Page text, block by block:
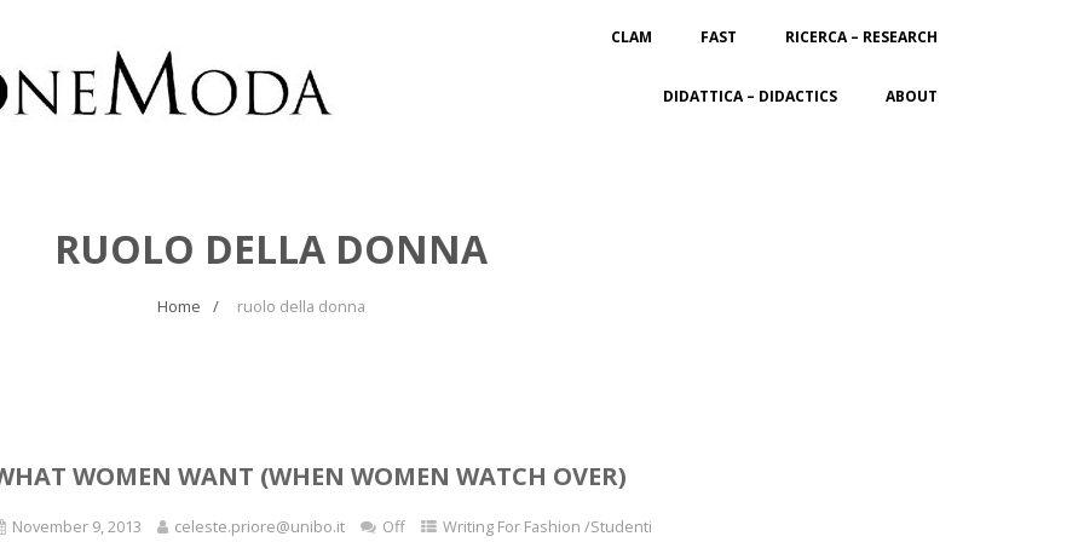
CLAM FAST RICERCA – RESEARCH
DIDATTICA – DIDACTICS ABOUT
RUOLO DELLA DONNA
Home ruolo della donna
WOMEN WANT (WHEN WOMEN WATCH OVER)
November 9, 2013 celeste.priore@unibo.it Off Writing For Fashion /Studenti